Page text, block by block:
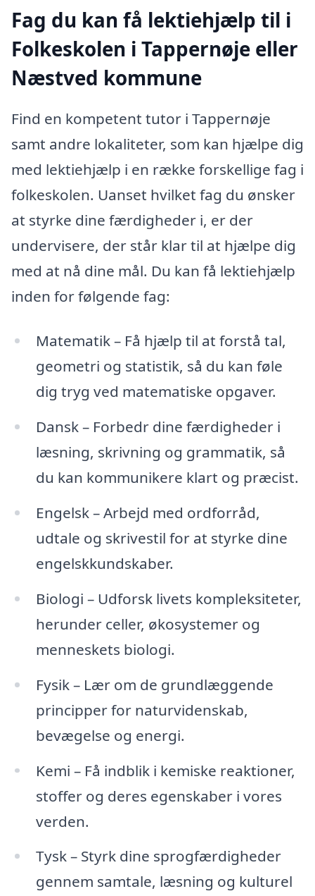
Fag du kan få lektiehjælp til i
Folkeskolen i Tappernøje eller
Næstved kommune
Find en kompetent tutor i Tappernøje
samt andre lokaliteter, som kan hjælpe dig
med lektiehjælp i en række forskellige fag i
folkeskolen. Uanset hvilket fag du ønsker
at styrke dine færdigheder i, er der
undervisere, der står klar til at hjælpe dig
med at nå dine mål. Du kan få lektiehjælp
inden for følgende fag:
Matematik – Få hjælp til at forstå tal,
geometri og statistik, så du kan føle
dig tryg ved matematiske opgaver.
Dansk – Forbedr dine færdigheder i
læsning, skrivning og grammatik, så
du kan kommunikere klart og præcist.
Engelsk – Arbejd med ordforråd,
udtale og skrivestil for at styrke dine
engelskkundskaber.
Biologi – Udforsk livets kompleksiteter,
herunder celler, økosystemer og
menneskets biologi.
Fysik – Lær om de grundlæggende
principper for naturvidenskab,
bevægelse og energi.
Kemi – Få indblik i kemiske reaktioner,
stoffer og deres egenskaber i vores
verden.
Tysk – Styrk dine sprogfærdigheder
gennem samtale, læsning og kulturel